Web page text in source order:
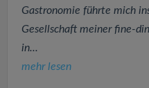
Gastronomie führte mich
Gesellschaft meiner fine-
in...
mehr lesen